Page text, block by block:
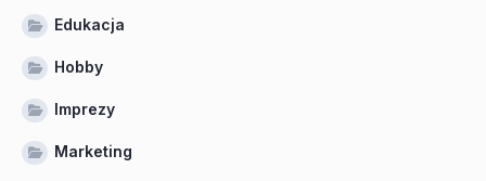
Edukacja
Hobby
Imprezy
Marketing